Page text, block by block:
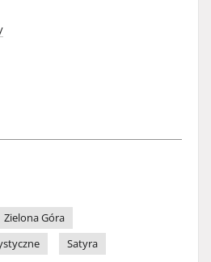
Zielona Góra
Satyra